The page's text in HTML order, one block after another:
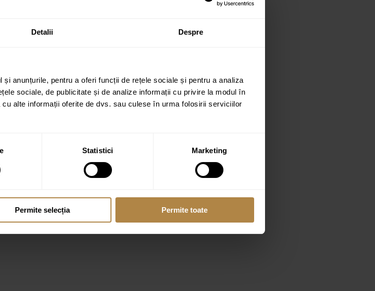
Detalii Despre
anunțurile, pentru a oferi funcții de rețele sociale și pentru a analiza
sociale, de publicitate și de analize informații cu privire la modul în
alte informații oferite de dvs. sau culese în urma folosirii serviciilor
Statistici Marketing
Permite selecția Permite toate